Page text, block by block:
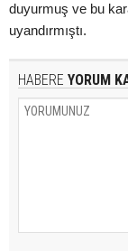
duyurmuş ve bu
uyandırmıştı.
HABERE YORUM